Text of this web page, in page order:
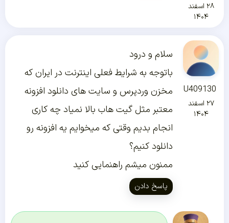
۲۸ اسفند
۱۴۰۴
U409130
۲۷ اسفند
۱۴۰۴
سلام و درود
باتوجه به شرایط فعلی اینترنت در ایران که
مخزن وردپرس و سایت های دانلود افزونه
معتبر مثل گیت هاب بالا نمیاد چه کاری
انجام بدیم وقتی که میخوایم یه افزونه رو
دانلود کنیم؟
ممنون میشم راهنمایی کنید
پاسخ دادن